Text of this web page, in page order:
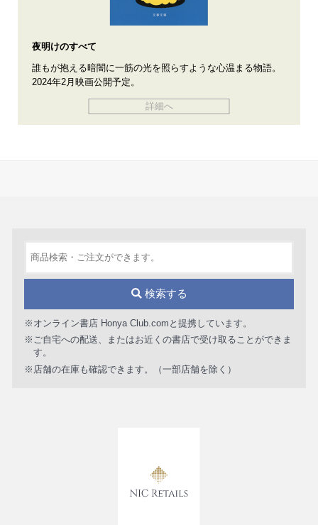
夜明けのすべて
誰もが抱える暗闇に一筋の光を照らすような心温まる物語。
2024年2月映画公開予定。
詳細へ
検索する
※オンライン書店 Honya Club.comと提携しています。
※ご自宅への配送、またはお近くの書店で受け取ることができま
す。
※店舗の在庫も確認できます。（一部店舗を除く）